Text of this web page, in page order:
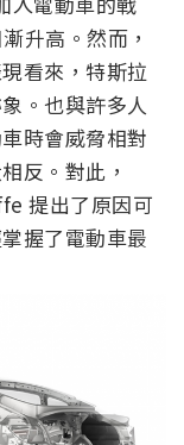
升高。然而，
看來，特斯拉
。也與許多人
時會威脅相對
反。對此，
提出了原因可
握了電動車最